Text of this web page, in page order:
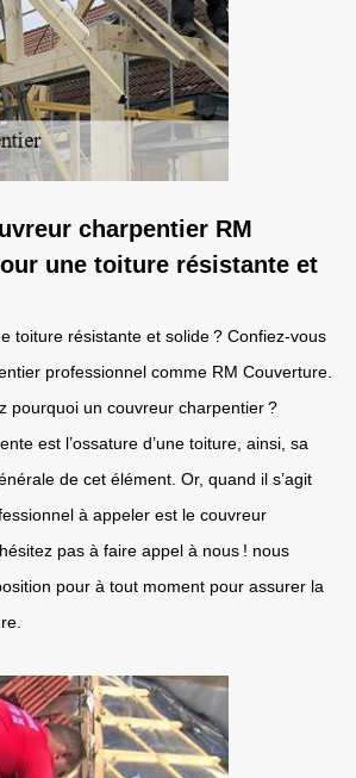
charpentier RM
une toiture résistante et
toiture résistante et solide ? Confiez-vous
professionnel comme RM Couverture.
pourquoi un couvreur charpentier ?
est l’ossature d’une toiture, ainsi, sa
de cet élément. Or, quand il s’agit
à appeler est le couvreur
pas à faire appel à nous ! nous
pour à tout moment pour assurer la